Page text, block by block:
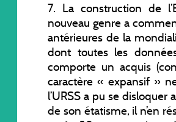
7. La construction de
nouveau genre a
antérieures de la
dont toutes les
comporte un acquis
caractère « expansif »
l’URSS a pu se
de son étatisme, il n’en